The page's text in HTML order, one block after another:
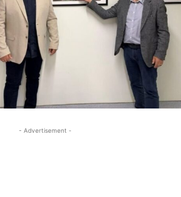
- Advertisement -